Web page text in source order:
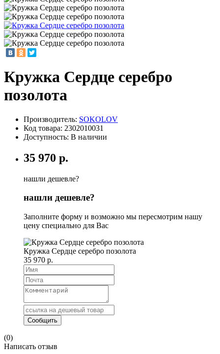
Кружка Сердце серебро
позолота
Производитель: SOKOLOV
Код товара: 2302010031
Доступность: В наличии
35 970 р.
нашли дешевле?
нашли дешевле?
Заполните форму и возможно мы пересмотрим нашу
цену специально для Вас
Кружка Сердце серебро позолота
35 970 р.
(0)
Написать отзыв